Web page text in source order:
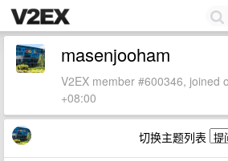
masenjooham
V2EX member #600346, joined
+08:00
切换主题列表